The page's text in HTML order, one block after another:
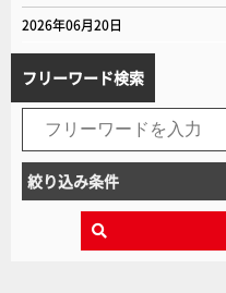
2026年06月20日
フリーワード検索
絞り込み条件